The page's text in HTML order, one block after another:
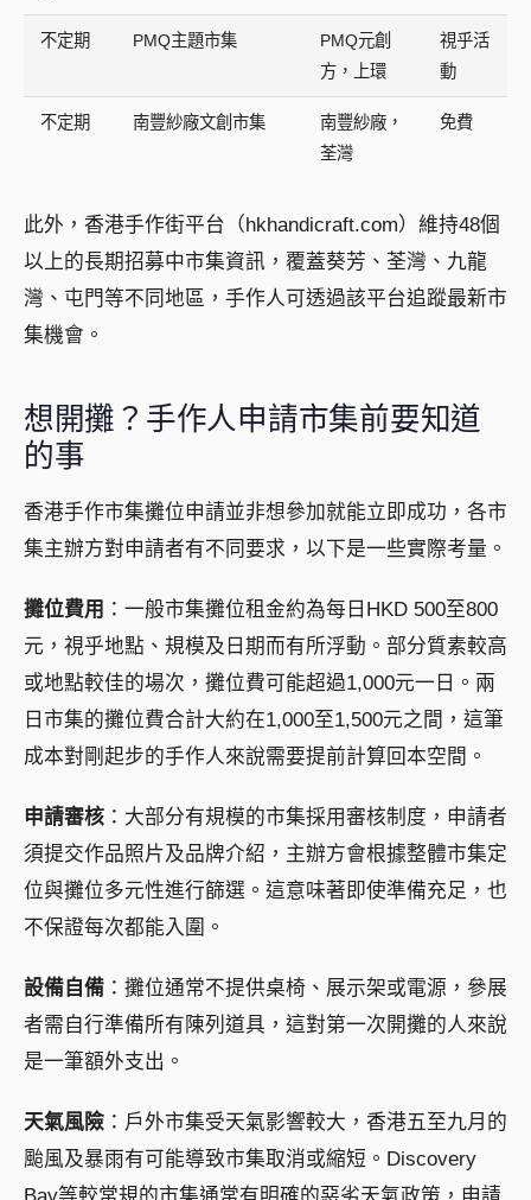
不定期 PMQ主題市集
PMQ元創
方，上環
視乎活
動
不定期 南豐紗廠文創市集
南豐紗廠，
荃灣
免費
此外，香港手作街平台（hkhandicraft.com）維持48個
以上的長期招募中市集資訊，覆蓋葵芳、荃灣、九龍
灣、屯門等不同地區，手作人可透過該平台追蹤最新市
集機會。
想開攤？手作人申請市集前要知道
的事
香港手作市集攤位申請並非想參加就能立即成功，各市
集主辦方對申請者有不同要求，以下是一些實際考量。
攤位費用 ：一般市集攤位租金約為每日HKD 500至800
元，視乎地點、規模及日期而有所浮動。部分質素較高
或地點較佳的場次，攤位費可能超過1,000元一日。兩
日市集的攤位費合計大約在1,000至1,500元之間，這筆
成本對剛起步的手作人來說需要提前計算回本空間。
申請審核 ：大部分有規模的市集採用審核制度，申請者
須提交作品照片及品牌介紹，主辦方會根據整體市集定
位與攤位多元性進行篩選。這意味著即使準備充足，也
不保證每次都能入圍。
設備自備 ：攤位通常不提供桌椅、展示架或電源，參展
者需自行準備所有陳列道具，這對第一次開攤的人來說
是一筆額外支出。
天氣風險 ：戶外市集受天氣影響較大，香港五至九月的
颱風及暴雨有可能導致市集取消或縮短。Discovery